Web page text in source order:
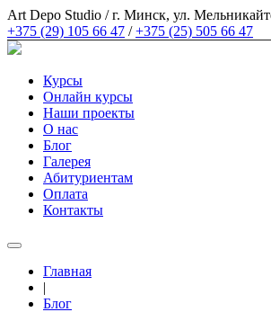
Art Depo Studio /г. Минск, ул.
+375 (29) 105 66 47 / +375 (25) 505 66 47
Курсы
Онлайн курсы
Наши проекты
О нас
Блог
Галерея
Абитуриентам
Оплата
Контакты
Главная
|
Блог